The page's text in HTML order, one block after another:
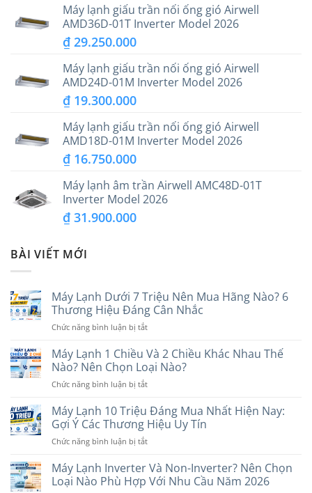
Máy lạnh giấu trần nối ống gió Airwell
AMD36D-01T Inverter Model 2026
₫ 29.250.000
Máy lạnh giấu trần nối ống gió Airwell
AMD24D-01M Inverter Model 2026
₫ 19.300.000
Máy lạnh giấu trần nối ống gió Airwell
AMD18D-01M Inverter Model 2026
₫ 16.750.000
Máy lạnh âm trần Airwell AMC48D-01T
Inverter Model 2026
₫ 31.900.000
BÀI VIẾT MỚI
Máy Lạnh Dưới 7 Triệu Nên Mua Hãng Nào? 6
Thương Hiệu Đáng Cân Nhắc
Chức năng bình luận bị tắtở
Lạnh
Dưới
7
Triệu
Mua
Hãng
Nào?
6
Hiệu
Đáng
Máy Lạnh 1 Chiều Và 2 Chiều Khác Nhau Thế
Nào? Nên Chọn Loại Nào?
Chức năng bình luận bị tắtở
Lạnh
1
Chiều
Và
Chiều
Khác
Máy Lạnh 10 Triệu Đáng Mua Nhất Hiện Nay:
Gợi Ý Các Thương Hiệu Uy Tín
Chức năng bình luận bị tắtở
Lạnh
10
Triệu
Máy Lạnh Inverter Và Non-Inverter? Nên Chọn
Loại Nào Phù Hợp Với Nhu Cầu Năm 2026